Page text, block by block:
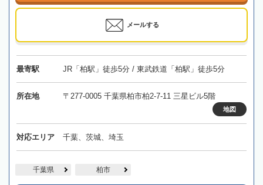
メールする
最寄駅 JR「柏駅」徒歩5分 / 東武鉄道「柏駅」徒歩5分
所在地 〒277-0005 千葉県柏市柏2-7-11 三星ビル5階
地図
対応エリア 千葉、茨城、埼玉
千葉県 柏市